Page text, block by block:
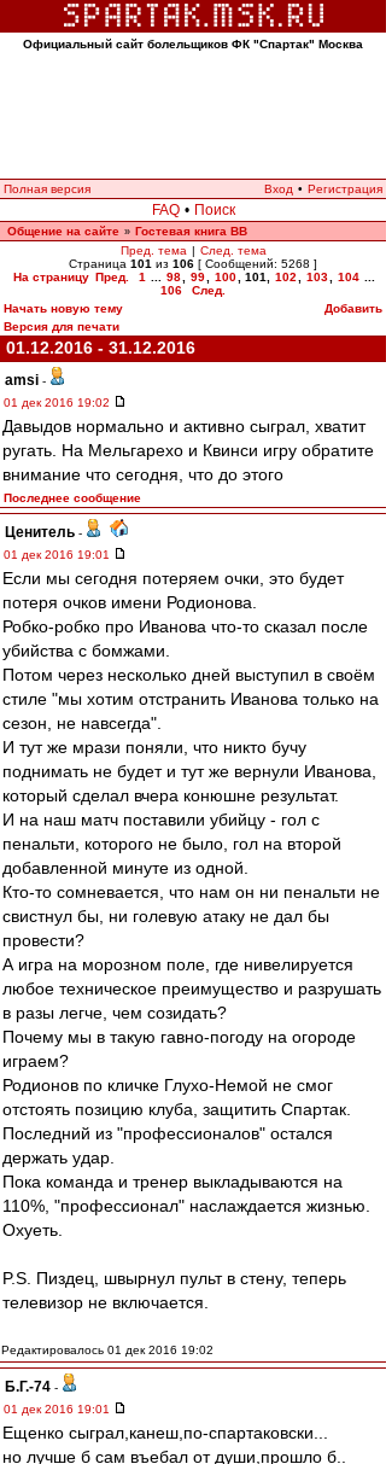
Официальный сайт болельщиков ФК "Спартак" Москва
Полная версия Вход • Регистрация
FAQ • Поиск
Общение на сайте » Гостевая книга ВВ
Пред. тема | След. тема
Страница 101 из 106 [ Сообщений: 5268 ]
На страницу Пред. 1 98 99 100 101 102 103 104
106
След.
Начать новую тему
Добавить
Версия для печати
01.12.2016 - 31.12.2016
amsi -
01 дек 2016 19:02
Давыдов нормально и активно сыграл, хватит
ругать. На Мельгарехо и Квинси игру обратите
внимание что сегодня, что до этого
Последнее сообщение
Ценитель -
01 дек 2016 19:01
Если мы сегодня потеряем очки, это будет
потеря очков имени Родионова.
Робко-робко про Иванова что-то сказал после
убийства с бомжами.
Потом через несколько дней выступил в своём
стиле "мы хотим отстранить Иванова только на
сезон, не навсегда".
И тут же мрази поняли, что никто бучу
поднимать не будет и тут же вернули Иванова,
который сделал вчера конюшне результат.
И на наш матч поставили убийцу - гол с
пенальти, которого не было, гол на второй
добавленной минуте из одной.
Кто-то сомневается, что нам он ни пенальти не
свистнул бы, ни голевую атаку не дал бы
провести?
А игра на морозном поле, где нивелируется
любое техническое преимущество и разрушать
в разы легче, чем созидать?
Почему мы в такую гавно-погоду на огороде
играем?
Родионов по кличке Глухо-Немой не смог
отстоять позицию клуба, защитить Спартак.
Последний из "профессионалов" остался
держать удар.
Пока команда и тренер выкладываются на
110%, "профессионал" наслаждается жизнью.
Охуеть.
P.S. Пиздец, швырнул пульт в стену, теперь
телевизор не включается.
Редактировалось 01 дек 2016 19:02
Б.Г.-74 -
01 дек 2016 19:01
Ещенко сыграл,канеш,по-спартаковски...
но лучше б сам въeбaл от души,прошло б..